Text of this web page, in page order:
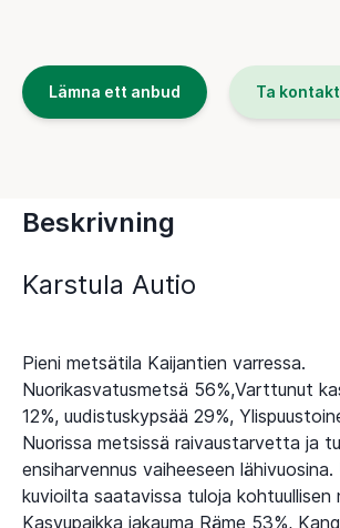
Lämna ett anbud Ta kontakt
Beskrivning
Karstula Autio
Pieni metsätila Kaijantien varressa.
Nuorikasvatusmetsä 56%,Varttunut
12%, uudistuskypsää 29%,
Nuorissa metsissä raivaustarvetta ja
ensiharvennus vaiheeseen
kuvioilta saatavissa tuloja kohtuullisen
Kasvupaikka jakauma Räme 53%,